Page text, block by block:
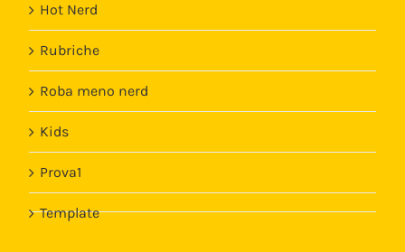
Hot Nerd
Rubriche
Roba meno nerd
Kids
Prova1
Template